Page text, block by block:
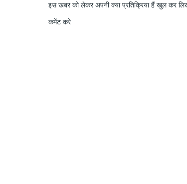
इस खबर को लेकर अपनी क्या प्रतिक्रिया हैं खुल कर
कमेंट करे